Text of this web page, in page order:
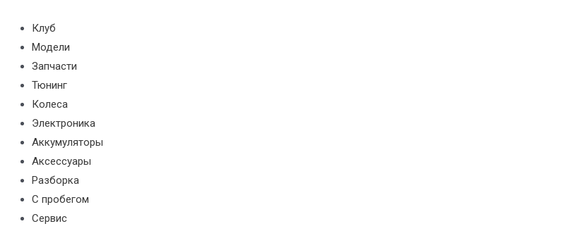
содержимому
Клуб
Модели
Запчасти
Тюнинг
Колеса
Электроника
Аккумуляторы
Аксессуары
Разборка
С пробегом
Сервис